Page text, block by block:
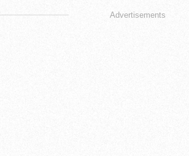
Advertisements